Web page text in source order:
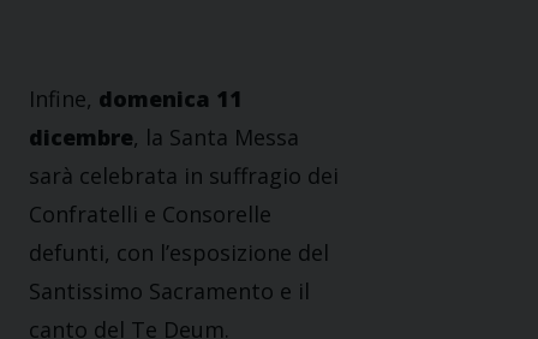
Infine, domenica 11
dicembre, la Santa Messa
sarà celebrata in suffragio dei
Confratelli e Consorelle
defunti, con l’esposizione del
Santissimo Sacramento e il
canto del Te Deum.